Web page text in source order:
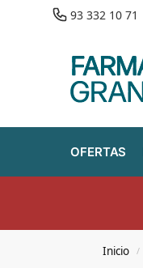
93 332 10 71
OFERTAS
Inicio /